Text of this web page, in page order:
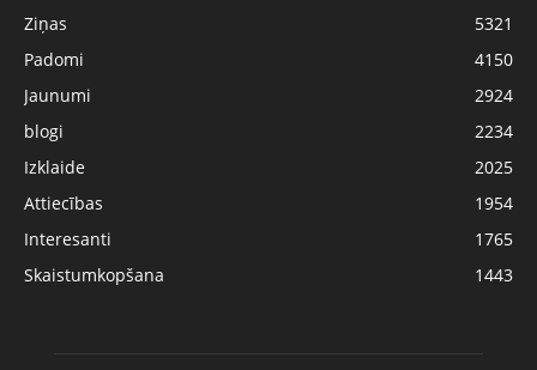
Ziņas
5321
Padomi
4150
Jaunumi
2924
blogi
2234
Izklaide
2025
Attiecības
1954
Interesanti
1765
Skaistumkopšana
1443